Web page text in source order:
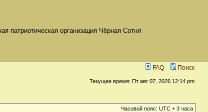
патриотическая организация Чёрная Сотня
FAQ Поиск
Текущее время: Пт авг 07, 2026 12:14 pm
Часовой пояс: UTC + 3 часа